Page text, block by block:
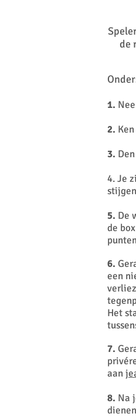
de
1.
2.
3.
4. Je
5. De
de
6.
een
Het
7.
aan
8. Na